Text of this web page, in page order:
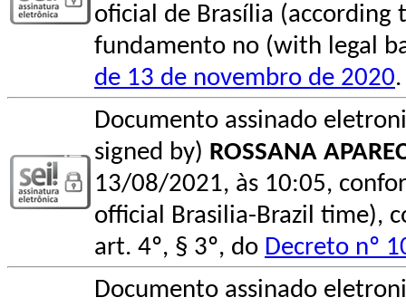
oficial de Brasília (according
fundamento no (with legal
de 13 de novembro de 2020.
Documento assinado
signed by) ROSSANA
13/08/2021, às 10:05,
official Brasilia-Brazil time),
art. 4º, § 3º, do Decreto nº
Documento assinado